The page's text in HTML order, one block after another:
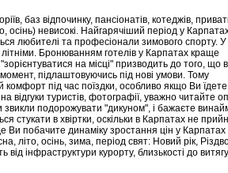
баз відпочинку, пансіонатів, котеджів,
осінь) невисокі. Найгарячіший період у
любителі та професіонали зимового спорту.
Бронюванням готелів у Карпатах краще
на місці" призводить до того, що
підлаштовуючись під нові умови. Тому
під час поїздки, особливо якщо Ви
відгуки туристів, фотографії, уважно читайте
звикли подорожувати "дикуном", і бажаєте
стукати в хвіртки, оскільки в Карпатах не
Ви побачите динаміку зростання цін у Карпатах
літо, осінь, зима, період свят: Новий рік,
від інфраструктури курорту, близькості до